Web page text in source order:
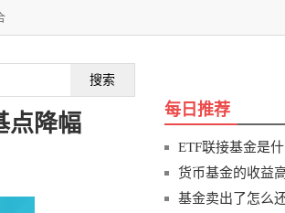
搜索
点降幅
每日推荐
ETF联接基金是
联
货币基金的收益
基金卖出了怎么